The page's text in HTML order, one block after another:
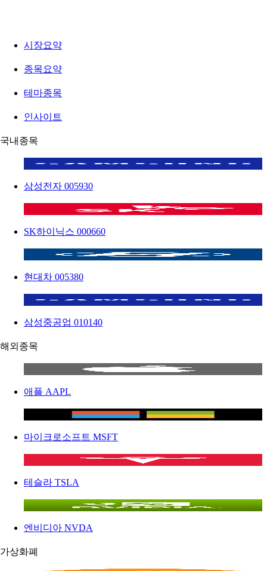
시장요약
종목요약
테마종목
인사이트
국내종목
삼성전자 005930
SK하이닉스 000660
현대차 005380
삼성중공업 010140
해외종목
애플 AAPL
마이크로소프트 MSFT
테슬라 TSLA
엔비디아 NVDA
가상화폐